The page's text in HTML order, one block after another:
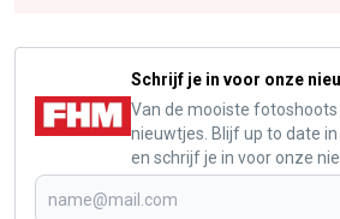
Schrijf je in voor onze
Van de mooiste
nieuwtjes. Blijf up to date in
en schrijf je in voor onze